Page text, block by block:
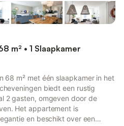
m² • 1 Slaapkamer
68 m² met één slaapkamer in het
biedt een rustig
2 gasten, omgeven door de
Het appartement is
en beschikt over een